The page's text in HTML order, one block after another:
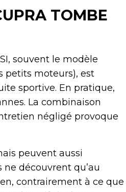
TOMBE
souvent le modèle
petits moteurs), est
sportive. En pratique,
La combinaison
négligé provoque
peuvent aussi
découvrent qu’au
contrairement à ce que